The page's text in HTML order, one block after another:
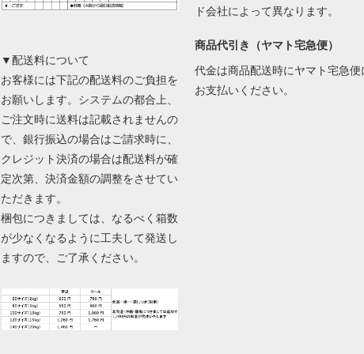
▼配送料について
お客様には下記の配送料のご負担を
お願いします。システムの都合上、
ご注文時に送料は記載されませんの
で、銀行振込の場合はご請求時に、
クレジット決済の場合は配送料が確
定次第、決済金額の調整をさせてい
ただきます。
梱包につきましては、なるべく箱数
が少なくなるように工夫して発送し
ますので、ご了承ください。
ド会社によって異なります。
商品代引き（ヤマト宅急便）
代金は商品配送時にヤマト宅急便
お支払いください。